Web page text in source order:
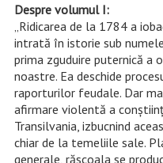
Despre volumul I:
„Ridicarea de la 1784 a
intrată în istorie sub
prima zguduire puternică a
noastre. Ea deschide
raporturilor feudale. Dar
afirmare violentă a
Transilvania, izbucnind
chiar de la temeliile sale.
generale, răscoala se